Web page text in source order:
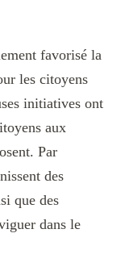
favorisé la
les citoyens
initiatives ont
aux
Par
des
que des
dans le